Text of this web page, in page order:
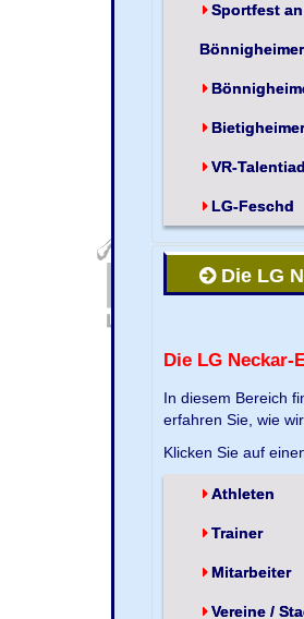
Sportfest
VR-
LG-Feschd
Die LG
Die LG Neckar-
In diesem Bereich
erfahren Sie, wie
Klicken Sie auf
Athleten
Trainer
Mitarbeiter
Vereine /